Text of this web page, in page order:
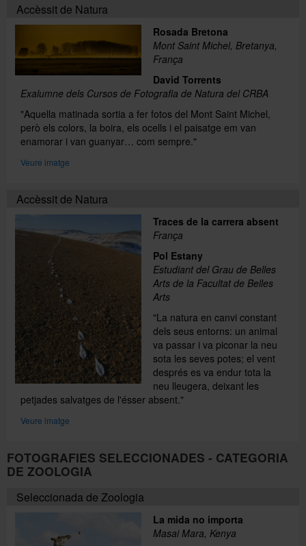
Accèssit de Natura
Rosada Bretona
Mont Saint Michel, Bretanya,
França
David Torrents
Exalumne dels Cursos de Fotografia de Natura del CRBA
"Aquella matinada sortia a fer fotos del Mont Saint Michel,
però els colors, la boira, els ocells i el paisatge em van
enamorar i van guanyar… com sempre."
Veure imatge
Accèssit de Natura
Traces de la carrera absent
França
Pol Estany
Estudiant del Grau de Belles
Arts de la Facultat de Belles
Arts
"La natura en canvi constant
dels seus entorns: un animal
va passar i va piconar la neu
sota les seves potes; el vent
després es va endur tota la
neu lleugera, deixant les
petjades salvatges de l'ésser absent."
Veure imatge
FOTOGRAFIES SELECCIONADES - CATEGORIA
DE ZOOLOGIA
Seleccionada de Zoologia
La mida no importa
Masai Mara, Kenya